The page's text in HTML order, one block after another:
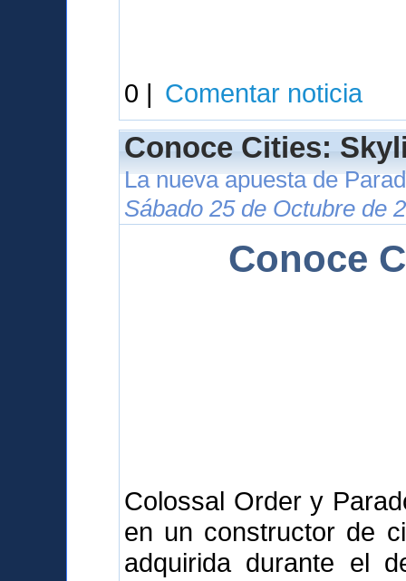
0 | Comentar noticia
Conoce Cities:
La nueva apuesta de
Sábado 25 de Octubre de
Conoce
Colossal Order y
en un constructor de
adquirida durante el